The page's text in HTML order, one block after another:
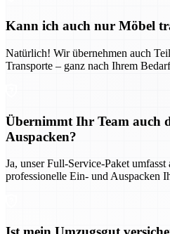
Kann ich auch nur Möbel
Natürlich! Wir übernehmen auch
Transporte – ganz nach Ihrem
Übernimmt Ihr Team auch
Auspacken?
Ja, unser Full-Service-Paket umfasst
professionelle Ein- und Auspacken